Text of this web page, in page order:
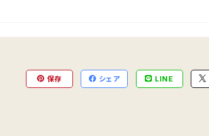
保存 シェア LINE